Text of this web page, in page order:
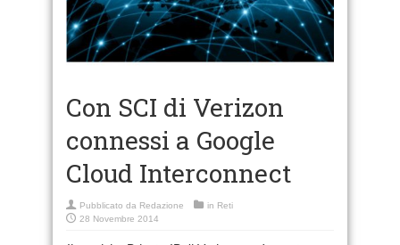
Con SCI di Verizon
connessi a Google
Cloud Interconnect
Pubblicato da Redazione in Reti
28 Novembre 2014